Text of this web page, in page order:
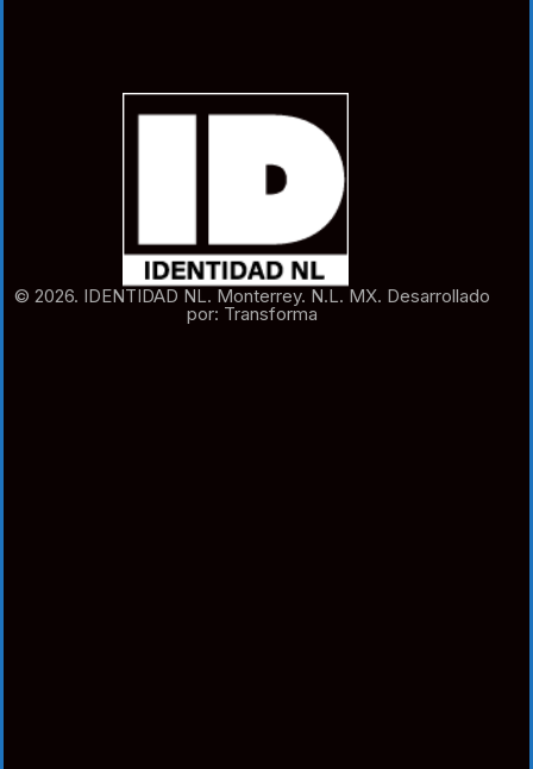
© 2026. IDENTIDAD NL. Monterrey. N.L. MX. Desarrollado
por: Transforma